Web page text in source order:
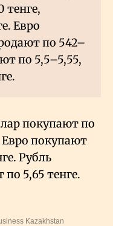
тенге,
Евро
по 542–
по 5,5–5,55,
покупают по
Евро покупают
Рубль
5,65 тенге.
Kazakhstan